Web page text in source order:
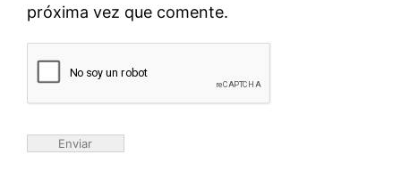
próxima vez que comente.